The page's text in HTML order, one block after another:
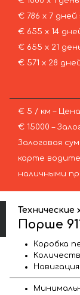
€ 786 х 7 дней
€ 655 х 14
€ 655 х 21
€ 571 х 28
€ 5 / км –
€ 15000 –
Залоговая
карте
наличными
Порше
Коробка